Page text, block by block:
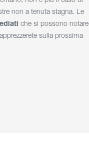
non a tenuta stagna. Le
che si possono notare
sulla prossima